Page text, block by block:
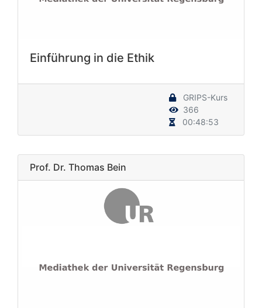
Einführung in die Ethik
GRIPS-Kurs
366
00:48:53
Prof. Dr. Thomas Bein